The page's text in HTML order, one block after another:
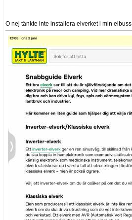
O nej tänkte inte installera elverket i min elbuss